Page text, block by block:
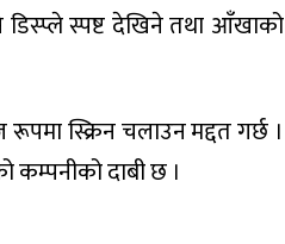
डिस्प्ले स्पष्ट देखिने तथा आँखाको
स्क्रिन चलाउन मद्दत गर्छ ।
कम्पनीको दाबी छ ।